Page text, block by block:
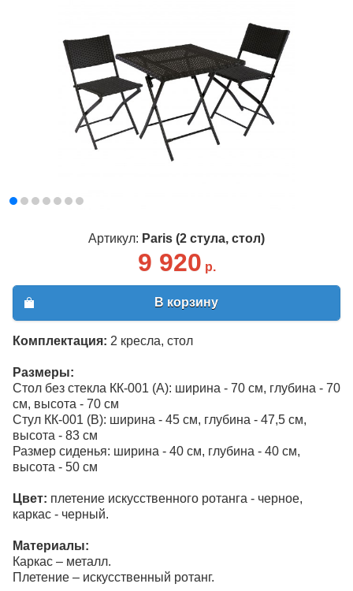
Артикул: Paris (2 стула, стол)
9 920 р.
В корзину
Комплектация: 2 кресла, стол
Размеры:
Стол без стекла КК-001 (A): ширина - 70 см, глубина - 70
см, высота - 70 см
Стул КК-001 (B): ширина - 45 см, глубина - 47,5 см,
высота - 83 см
Размер сиденья: ширина - 40 см, глубина - 40 см,
высота - 50 см
Цвет: плетение искусственного ротанга - черное,
каркас - черный.
Материалы:
Каркас – металл.
Плетение – искусственный ротанг.